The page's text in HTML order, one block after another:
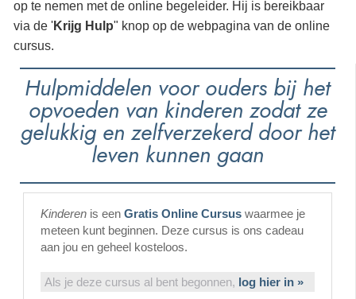
op te nemen met de online begeleider. Hij is bereikbaar
via de 'Krijg Hulp" knop op de webpagina van de online
cursus.
Hulpmiddelen voor ouders bij het
opvoeden van kinderen zodat ze
gelukkig en zelfverzekerd door het
leven kunnen gaan
Kinderen is een Gratis Online Cursus waarmee je
meteen kunt beginnen. Deze cursus is ons cadeau
aan jou en geheel kosteloos.
Als je deze cursus al bent begonnen, log hier in »